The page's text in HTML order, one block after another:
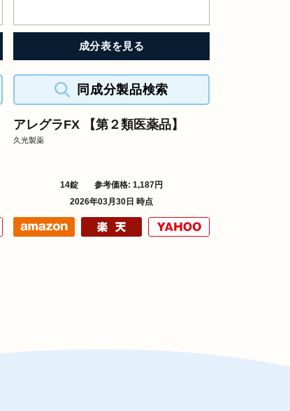
成分表を見る
同成分製品検索
アレグラFX 【第２類医薬品】
久光製薬
14錠
参考価格: 1,187円
2026年03月30日 時点